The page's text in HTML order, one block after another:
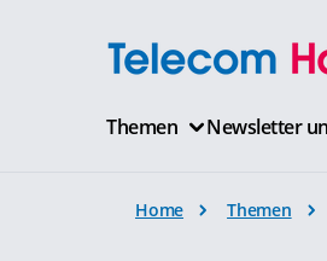
Themen Newsletter
Home Themen